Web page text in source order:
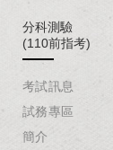
分科測驗
(110前指考)
考試訊息
試務專區
簡介